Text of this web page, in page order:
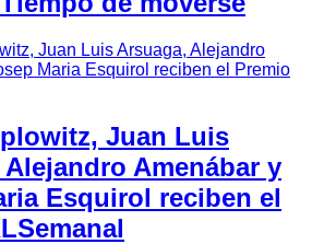
Juan Luis
Amenábar y
Esquirol reciben el